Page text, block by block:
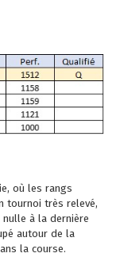
où les rangs
tournoi très relevé,
à la dernière
autour de la
la course.